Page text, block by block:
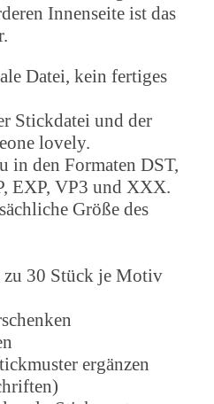
Innenseite ist das
Datei, kein fertiges
Stickdatei und der
lovely.
in den Formaten DST,
EXP, VP3 und XXX.
Größe des
zu 30 Stück je Motiv
ergänzen